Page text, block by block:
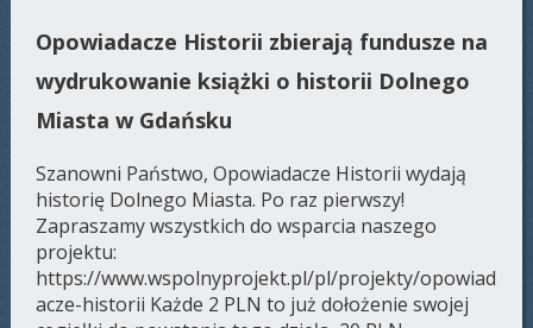
Opowiadacze Historii zbierają fundusze na
wydrukowanie książki o historii Dolnego
Miasta w Gdańsku
Szanowni Państwo, Opowiadacze Historii wydają
historię Dolnego Miasta. Po raz pierwszy!
Zapraszamy wszystkich do wsparcia naszego
projektu:
https://www.wspolnyprojekt.pl/pl/projekty/opowiad
acze-historii Każde 2 PLN to już dołożenie swojej